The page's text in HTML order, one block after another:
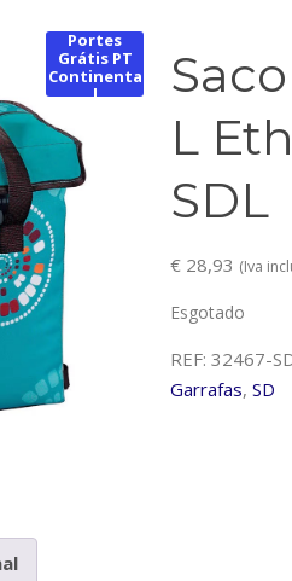
Portes
Grátis PT
Continenta
l
L
SDL
€28,93 (Iva
Esgotado
REF: 32467-
Garrafas, SD